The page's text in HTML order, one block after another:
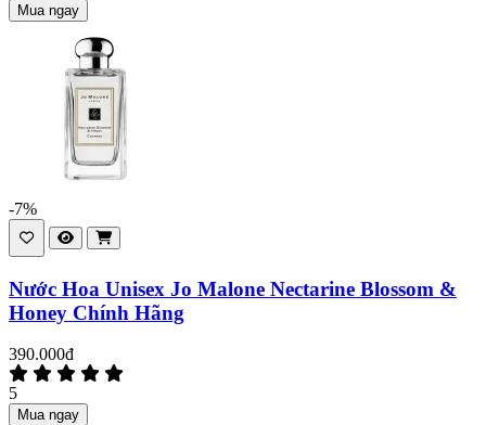
Mua ngay
-7%
Nước Hoa Unisex Jo Malone Nectarine Blossom &
Honey Chính Hãng
390.000đ
5
Mua ngay